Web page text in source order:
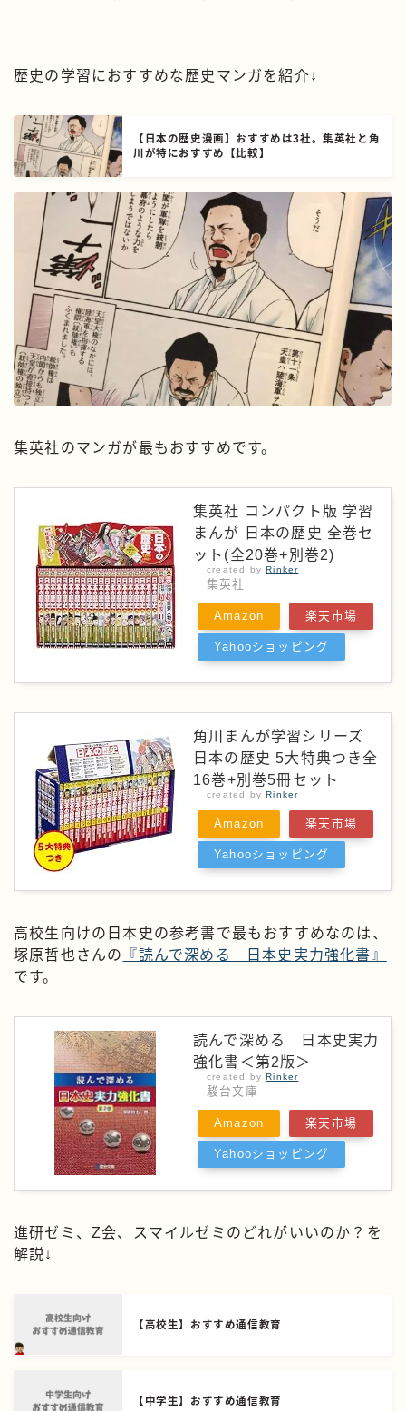
歴史の学習におすすめな歴史マンガを紹介↓
【日本の歴史漫画】おすすめは3社。集英社と角
川が特におすすめ【比較】
集英社のマンガが最もおすすめです。
集英社 コンパクト版 学習
まんが 日本の歴史 全巻セ
ット(全20巻+別巻2)
created byRinker
集英社
Amazon 楽天市場
Yahooショッピング
角川まんが学習シリーズ
日本の歴史 5大特典つき全
16巻+別巻5冊セット
created byRinker
Amazon 楽天市場
Yahooショッピング
高校生向けの日本史の参考書で最もおすすめなのは、
塚原哲也さんの
『読んで深める 日本史実力強化書』
です。
読んで深める 日本史実力
強化書＜第2版＞
created byRinker
駿台文庫
Amazon 楽天市場
Yahooショッピング
進研ゼミ、Z会、スマイルゼミのどれがいいのか？を
解説↓
【高校生】おすすめ通信教育
【中学生】おすすめ通信教育